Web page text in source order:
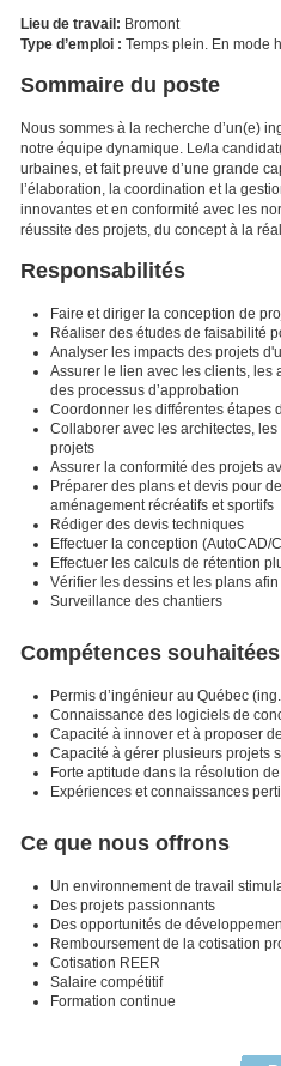
Lieu de travail: Bromont
Type d’emploi : Temps plein. En mode
Sommaire du poste
Nous sommes à la recherche d’un(e)
notre équipe dynamique. Le/la
urbaines, et fait preuve d’une grande
l’élaboration, la coordination et la
innovantes et en conformité avec les
réussite des projets, du concept à la
Responsabilités
Faire et diriger la conception de
Réaliser des études de faisabilité
Analyser les impacts des projets
Assurer le lien avec les clients, les
des processus d’approbation
Coordonner les différentes étapes
Collaborer avec les architectes,
projets
Assurer la conformité des projets
Préparer des plans et devis pour
aménagement récréatifs et sportifs
Rédiger des devis techniques
Effectuer la conception
Effectuer les calculs de rétention
Vérifier les dessins et les plans
Surveillance des chantiers
Compétences souhaitées
Permis d’ingénieur au Québec
Connaissance des logiciels de
Capacité à innover et à proposer
Capacité à gérer plusieurs projets
Forte aptitude dans la résolution
Expériences et connaissances
Ce que nous offrons
Un environnement de travail
Des projets passionnants
Des opportunités de
Remboursement de la cotisation
Cotisation REER
Salaire compétitif
Formation continue